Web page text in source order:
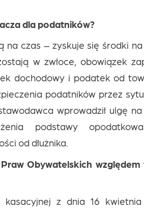
dla podatników?
na czas – zyskuje się środki
w zwłoce, obowiązek
dochodowy i podatek od
podatników przez
wprowadził ulgę
podstawy
od dłużnika.
Obywatelskich
kasacyjnej z dnia 16